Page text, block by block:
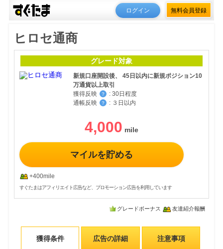
ログイン 無料会員登録
ヒロセ通商
グレード対象
新規口座開設後、 45日以内に新規ポジション10
万通貨以上取引
獲得反映
？ : 30日程度
通帳反映
？ : ３日以内
4,000
マイルを貯める
+400mile
すぐたまはアフィリエイト広告など、プロモーション広告を利用しています
グレードボーナス 友達紹介報酬
獲得条件 広告の詳細 注意事項